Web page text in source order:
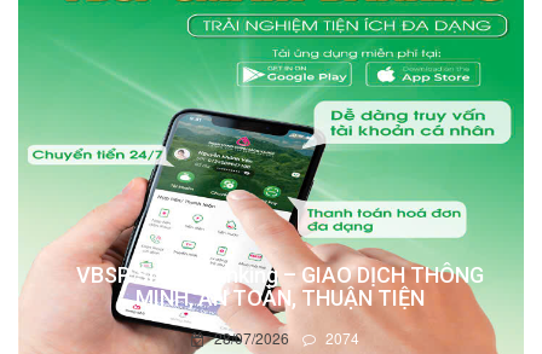
VBSP Smart Banking – GIAO DỊCH THÔNG
MINH, AN TOÀN, THUẬN TIỆN
28/07/2026 2074